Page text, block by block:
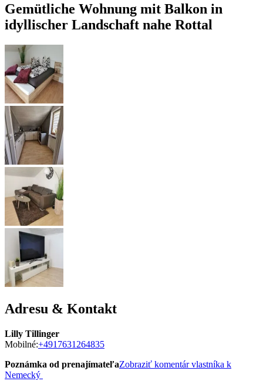
Gemütliche Wohnung mit Balkon in
idyllischer Landschaft nahe Rottal
Adresu & Kontakt
Lilly Tillinger
Mobilné:+4917631264835
Poznámka od prenajímateľaZobraziť komentár vlastníka k
Nemecký